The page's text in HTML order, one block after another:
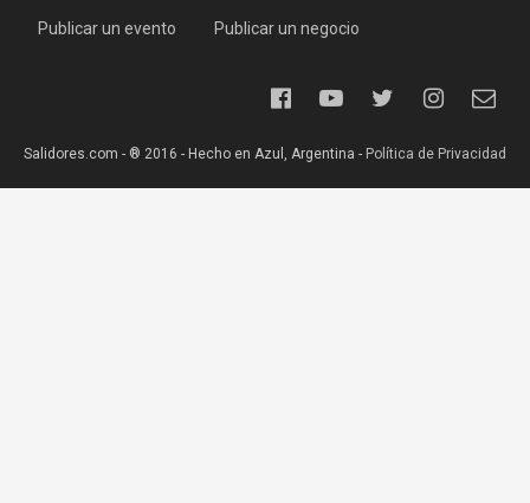
Publicar un evento Publicar un negocio
Salidores.com - ® 2016 - Hecho en Azul, Argentina - Política de Privacidad